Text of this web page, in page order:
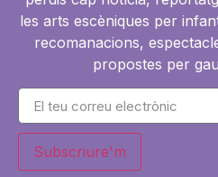
les arts escèniques per
recomanacions,
propostes per
Subscriure'm